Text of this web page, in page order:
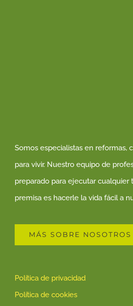
Somos especialistas en reformas,
para vivir. Nuestro equipo de
preparado para ejecutar cualquier
premisa es hacerle la vida fácil a
MÁS SOBRE NOSOTROS
Política de privacidad
Política de cookies